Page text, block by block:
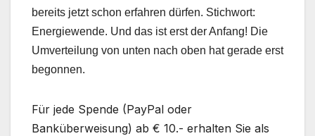
bereits jetzt schon erfahren dürfen. Stichwort:
Energiewende. Und das ist erst der Anfang! Die
Umverteilung von unten nach oben hat gerade erst
begonnen.
Für jede Spende (PayPal oder
Banküberweisung) ab € 10.- erhalten Sie als